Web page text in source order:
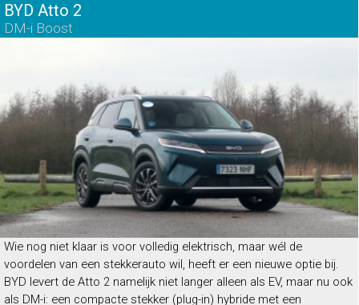
BYD Atto 2
DM-i Boost
Wie nog niet klaar is voor volledig elektrisch, maar wél de
voordelen van een stekkerauto wil, heeft er een nieuwe optie bij.
BYD levert de Atto 2 namelijk niet langer alleen als EV, maar nu ook
als DM-i: een compacte stekker (plug-in) hybride met een